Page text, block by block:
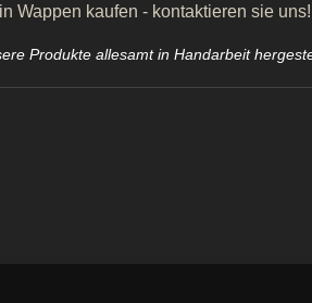
Wappen kaufen - kontaktieren sie uns!
Produkte allesamt in Handarbeit